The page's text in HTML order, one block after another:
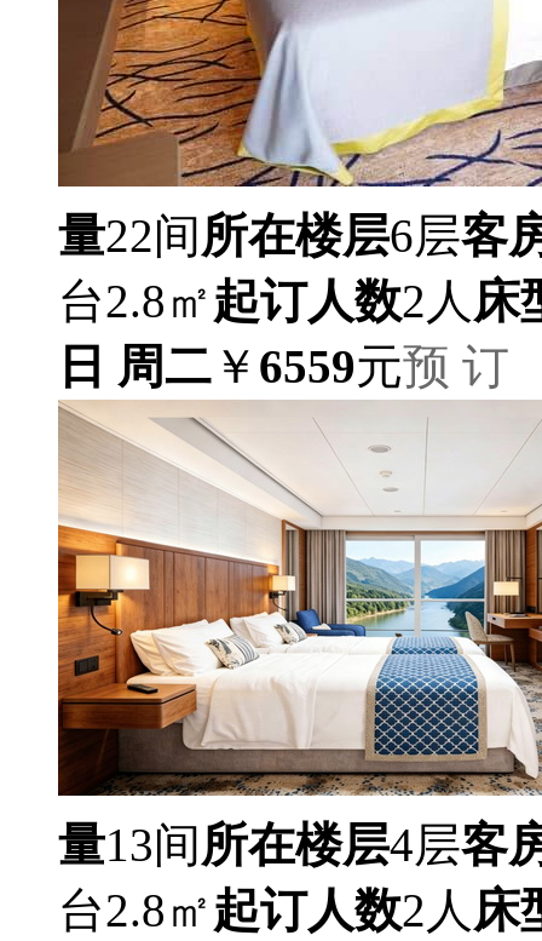
量22间所在楼层6层客
台2.8㎡起订人数2人 床
日 周二 ￥ 6559元预 订
量13间所在楼层4层客
台2.8㎡起订人数2人 床